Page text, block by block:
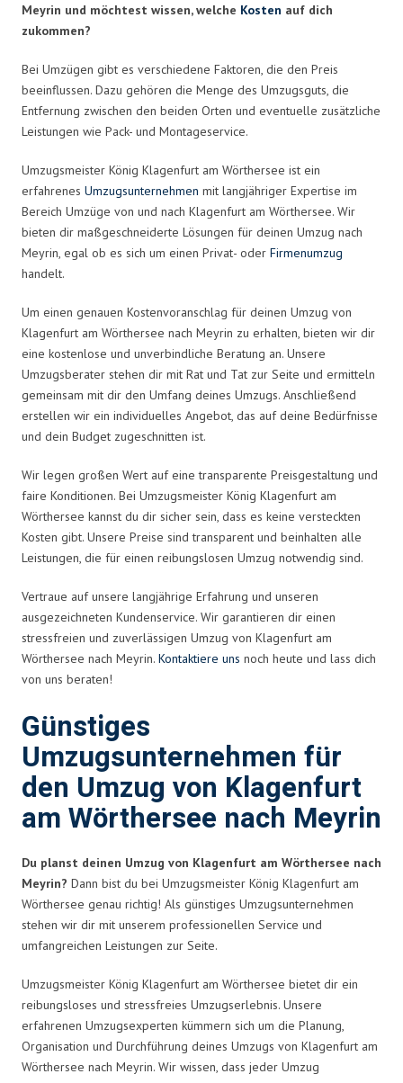
Meyrin und möchtest wissen, welche Kosten auf dich
zukommen?
Bei Umzügen gibt es verschiedene Faktoren, die den Preis
beeinflussen. Dazu gehören die Menge des Umzugsguts, die
Entfernung zwischen den beiden Orten und eventuelle zusätzliche
Leistungen wie Pack- und Montageservice.
Umzugsmeister König Klagenfurt am Wörthersee ist ein
erfahrenes Umzugsunternehmen mit langjähriger Expertise im
Bereich Umzüge von und nach Klagenfurt am Wörthersee. Wir
bieten dir maßgeschneiderte Lösungen für deinen Umzug nach
Meyrin, egal ob es sich um einen Privat- oder Firmenumzug
handelt.
Um einen genauen Kostenvoranschlag für deinen Umzug von
Klagenfurt am Wörthersee nach Meyrin zu erhalten, bieten wir dir
eine kostenlose und unverbindliche Beratung an. Unsere
Umzugsberater stehen dir mit Rat und Tat zur Seite und ermitteln
gemeinsam mit dir den Umfang deines Umzugs. Anschließend
erstellen wir ein individuelles Angebot, das auf deine Bedürfnisse
und dein Budget zugeschnitten ist.
Wir legen großen Wert auf eine transparente Preisgestaltung und
faire Konditionen. Bei Umzugsmeister König Klagenfurt am
Wörthersee kannst du dir sicher sein, dass es keine versteckten
Kosten gibt. Unsere Preise sind transparent und beinhalten alle
Leistungen, die für einen reibungslosen Umzug notwendig sind.
Vertraue auf unsere langjährige Erfahrung und unseren
ausgezeichneten Kundenservice. Wir garantieren dir einen
stressfreien und zuverlässigen Umzug von Klagenfurt am
Wörthersee nach Meyrin. Kontaktiere uns noch heute und lass dich
von uns beraten!
Günstiges
Umzugsunternehmen für
den Umzug von Klagenfurt
am Wörthersee nach Meyrin
Du planst deinen Umzug von Klagenfurt am Wörthersee nach
Meyrin? Dann bist du bei Umzugsmeister König Klagenfurt am
Wörthersee genau richtig! Als günstiges Umzugsunternehmen
stehen wir dir mit unserem professionellen Service und
umfangreichen Leistungen zur Seite.
Umzugsmeister König Klagenfurt am Wörthersee bietet dir ein
reibungsloses und stressfreies Umzugserlebnis. Unsere
erfahrenen Umzugsexperten kümmern sich um die Planung,
Organisation und Durchführung deines Umzugs von Klagenfurt am
Wörthersee nach Meyrin. Wir wissen, dass jeder Umzug